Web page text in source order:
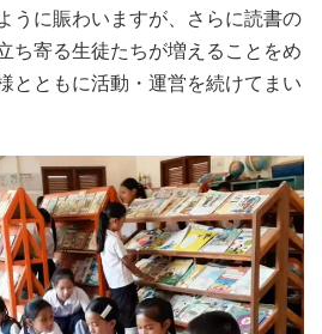
うに賑わいますが、さらに読書の
ち寄る生徒たちが増えることをめ
とともに活動・運営を続けてまい